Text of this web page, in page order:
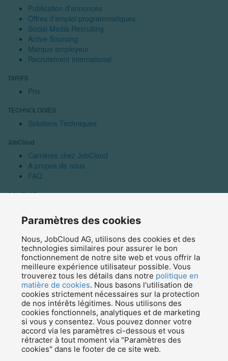
Publication d’annonces
Offres d’emploi programmatiques
Social Media Recruiting
Active Sourcing
Marque employeur
Recrutement international
TARIFS
Prix
TECHNOLOGIES
Solutions Techniques
JobCloud
Carrières chez JobCloud
A propos de nous
FAQ
CONTACT
Média
News
Blog
Inscription à la newsletter
© 2026 JobCloud — Tous droits réservés
Paramètres des cookies
Nous, JobCloud AG, utilisons des cookies et des
technologies similaires pour assurer le bon
fonctionnement de notre site web et vous offrir la
meilleure expérience utilisateur possible. Vous
trouverez tous les détails dans notre politique en
matière de cookies. Nous basons l'utilisation de
cookies strictement nécessaires sur la protection
de nos intérêts légitimes. Nous utilisons des
cookies fonctionnels, analytiques et de marketing
si vous y consentez. Vous pouvez donner votre
accord via les paramètres ci-dessous et vous
rétracter à tout moment via "Paramètres des
cookies" dans le footer de ce site web.